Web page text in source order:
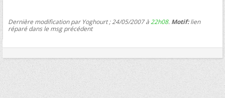
Dernière modification par Yoghourt ; 24/05/2007 à22h08. Motif:lien
réparé dans le msg précédent